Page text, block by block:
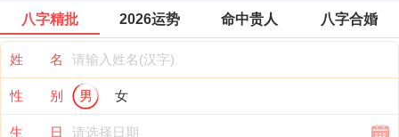
八字精批 2026运势 命中贵人 八字合婚
姓 名
性 别 男 女
生 日